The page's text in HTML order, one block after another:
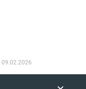
09.02.2026